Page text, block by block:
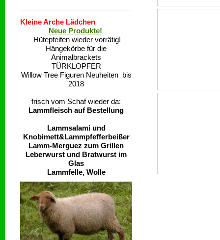
Kleine Arche Lädchen
Neue Produkte!
Hütepfeifen wieder vorrätig!
Hängekörbe für die
Animalbrackets
TÜRKLOPFER
Willow Tree Figuren Neuheiten bis
2018
frisch vom Schaf wieder da:
Lammfleisch auf Bestellung
Lammsalami und
Knobimett&Lammpfefferbeißer
Lamm-Merguez zum Grillen
Leberwurst und Bratwurst im
Glas
Lammfelle, Wolle